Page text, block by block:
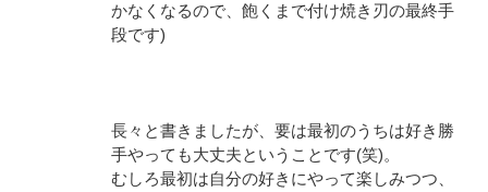
かなくなるので、飽くまで付け焼き刃の最終手
段です)
長々と書きましたが、要は最初のうちは好き勝
手やっても大丈夫ということです(笑)。
むしろ最初は自分の好きにやって楽しみつつ、